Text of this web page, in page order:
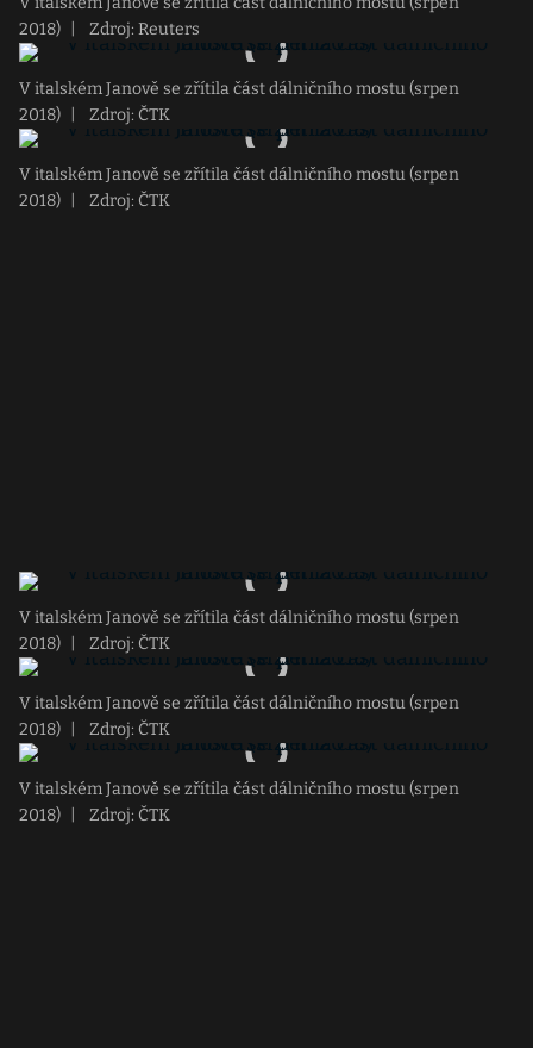
2018)
Zdroj: Reuters
V italském Janově se zřítila část dálničního mostu (srpen
2018)
Zdroj: ČTK
V italském Janově se zřítila část dálničního mostu (srpen
2018)
Zdroj: ČTK
V italském Janově se zřítila část dálničního mostu (srpen
2018)
Zdroj: ČTK
V italském Janově se zřítila část dálničního mostu (srpen
2018)
Zdroj: ČTK
V italském Janově se zřítila část dálničního mostu (srpen
2018)
Zdroj: ČTK